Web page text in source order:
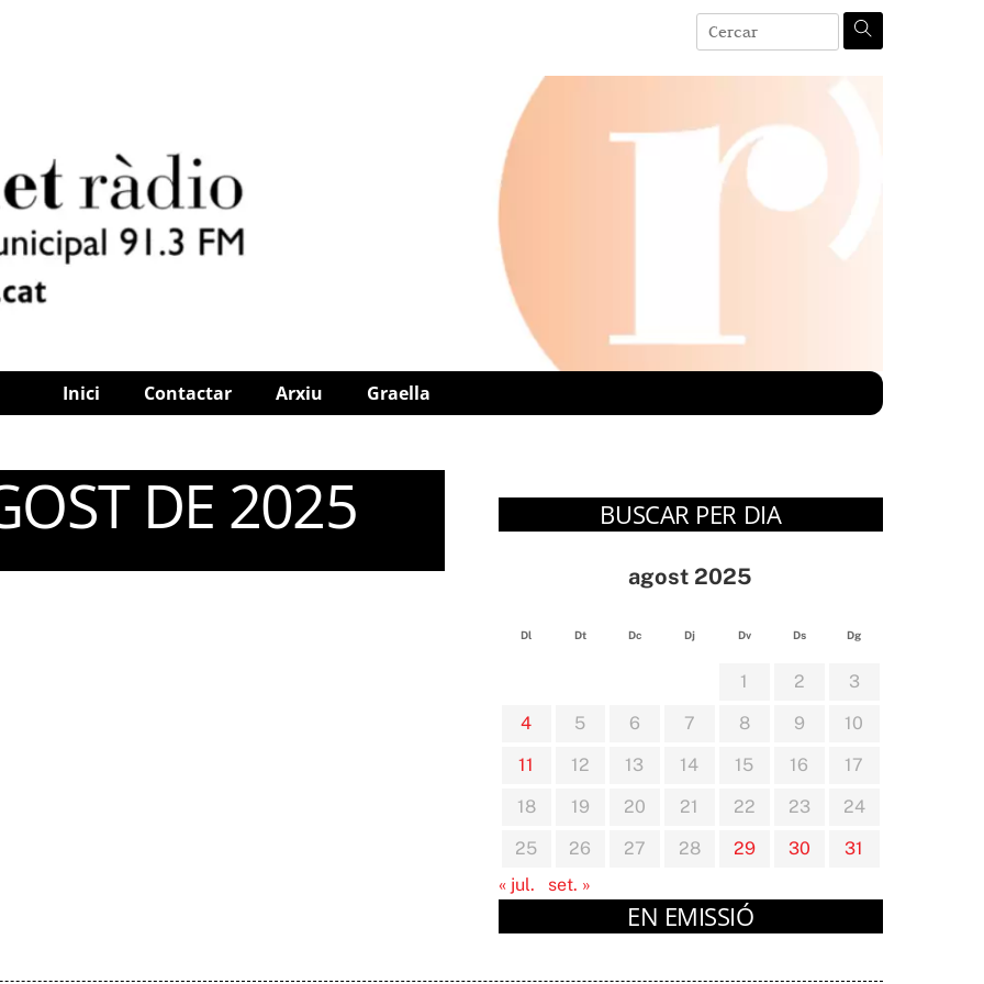
Inici Contactar Arxiu Graella
DE 2025 BUSCAR PER DIA
agost 2025
Dl Dt Dc Dj Dv Ds Dg
1 2
3
4
5 6 7 8 9
10
11
12 13 14 15 16
17
18
19 20 21 22 23
24
25
26 27 28 29 30
31
« jul.
set. »
EN EMISSIÓ